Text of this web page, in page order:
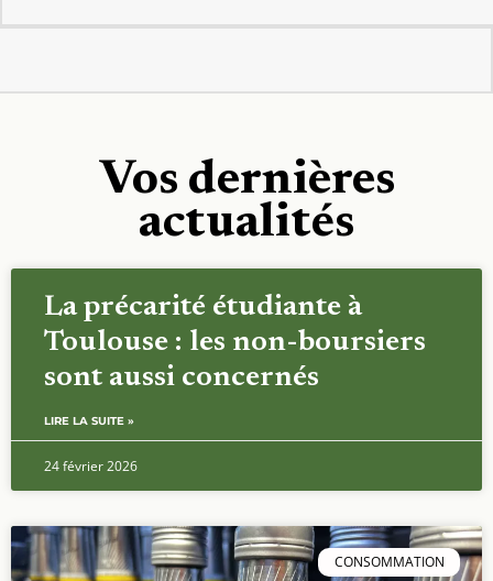
Vos dernières
actualités
La précarité étudiante à
Toulouse : les non-boursiers
sont aussi concernés
LIRE LA SUITE »
24 février 2026
CONSOMMATION